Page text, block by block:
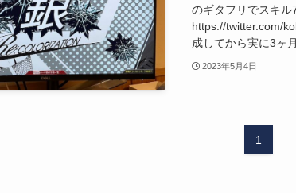
のギタフリでスキル
https://twitter.com/
成してから実に3ヶ
2023年5月4日
1